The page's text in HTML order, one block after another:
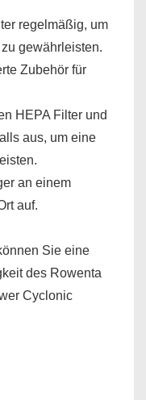
regelmäßig, um
gewährleisten.
Zubehör für
HEPA Filter und
aus, um eine
an einem
auf.
Sie eine
des Rowenta
Cyclonic